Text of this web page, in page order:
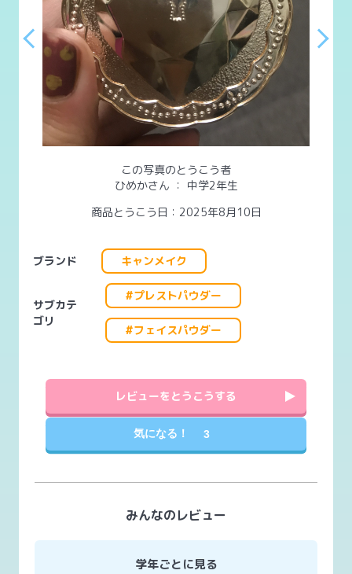
この写真のとうこう者
ひめかさん ： 中学2年生
商品とうこう日：2025年8月10日
ブランド キャンメイク
サブカテ
ゴリ
#プレストパウダー
#フェイスパウダー
レビューをとうこうする
気になる！ 3
みんなのレビュー
学年ごとに見る